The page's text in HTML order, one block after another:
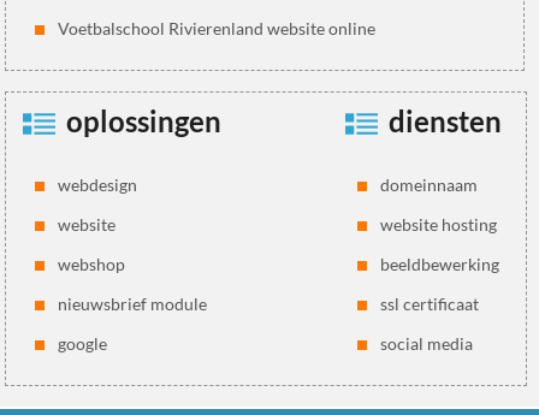
Voetbalschool Rivierenland website online
oplossingen
webdesign
website
webshop
nieuwsbrief module
google
diensten
domeinnaam
website hosting
beeldbewerking
ssl certificaat
social media